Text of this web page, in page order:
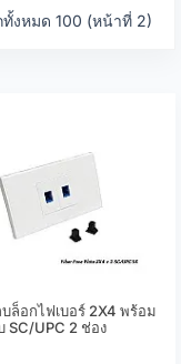
ทั้งหมด 100 (หน้าที่ 2)
ล็อกไฟเบอร์ 2X4 พร้อม
SC/UPC 2 ช่อง